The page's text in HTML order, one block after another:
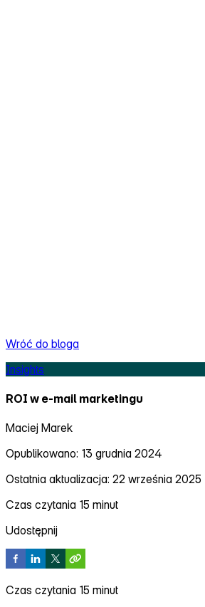
Wróć do bloga
Insights
ROI w e‑mail marketingu
Maciej Marek
Opublikowano: 13 grudnia 2024
Ostatnia aktualizacja: 22 września 2025
Czas czytania 15 minut
Udostępnij
Czas czytania 15 minut